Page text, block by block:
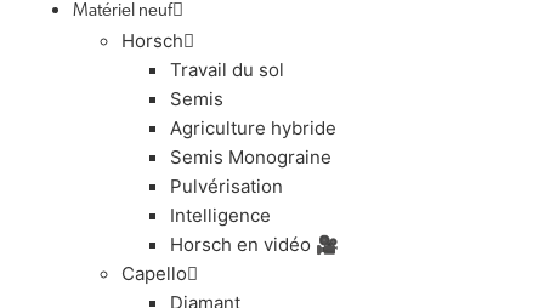
Matériel neuf
Horsch
Travail du sol
Semis
Agriculture hybride
Semis Monograine
Pulvérisation
Intelligence
Horsch en vidéo 🎥
Capello
Diamant